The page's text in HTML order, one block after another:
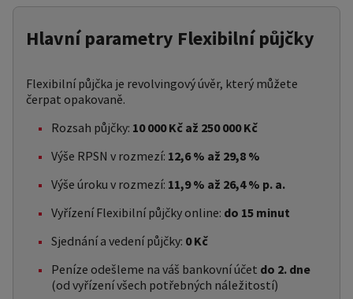
Hlavní parametry Flexibilní půjčky
Flexibilní půjčka je revolvingový úvěr, který můžete
čerpat opakovaně.
Rozsah půjčky: 10 000 Kč až 250 000 Kč
Výše RPSN v rozmezí: 12,6 % až 29,8 %
Výše úroku v rozmezí: 11,9 % až 26,4 % p. a.
Vyřízení Flexibilní půjčky online: do 15 minut
Sjednání a vedení půjčky: 0 Kč
Peníze odešleme na váš bankovní účet do 2. dne
(od vyřízení všech potřebných náležitostí)